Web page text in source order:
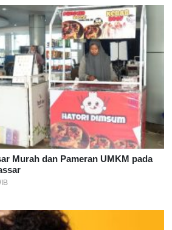
Murah dan Pameran UMKM pada